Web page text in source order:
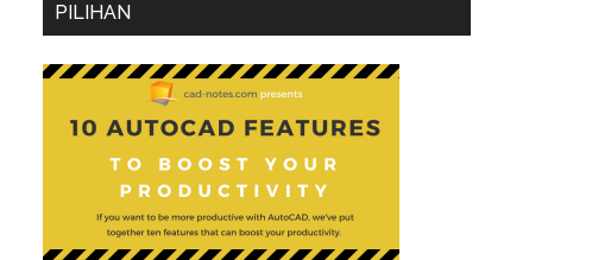
PILIHAN